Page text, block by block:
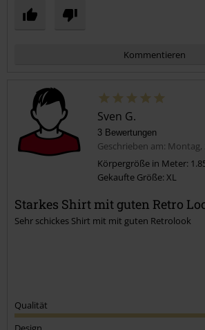
Kommentieren
Kommentar jetzt abschicken!
Sven G.
3 Bewertungen
Geschrieben am: Montag,
Körpergröße in Meter:
Gekaufte Größe: XL
Starkes Shirt mit guten Retro
Sehr schickes Shirt mit mit guten Retrolook
Qualität